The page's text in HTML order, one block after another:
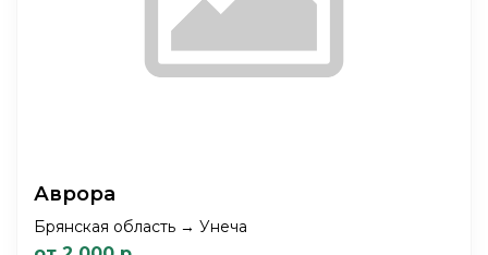
Аврора
Брянская область → Унеча